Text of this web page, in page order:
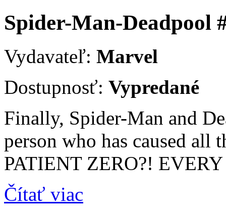
Spider-Man-Deadpool
Vydavateľ: Marvel
Dostupnosť: Vypredané
Finally, Spider-Man and
person who has caused all
PATIENT ZERO?!
Čítať viac